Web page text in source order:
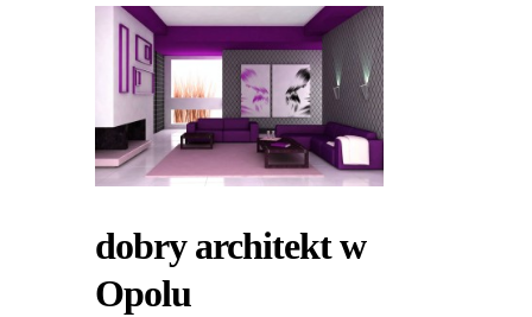
dobry architekt w
Opolu